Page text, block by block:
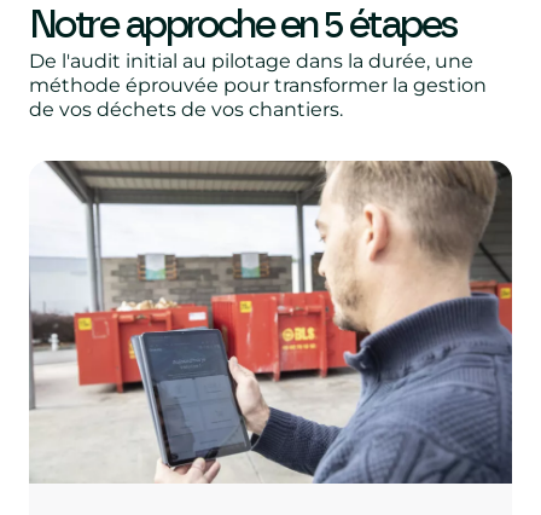
Notre approche en 5 étapes
De l'audit initial au pilotage dans la durée, une
méthode éprouvée pour transformer la gestion
de vos déchets de vos chantiers.